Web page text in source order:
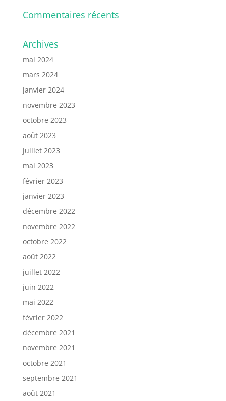
Commentaires récents
Archives
mai 2024
mars 2024
janvier 2024
novembre 2023
octobre 2023
août 2023
juillet 2023
mai 2023
février 2023
janvier 2023
décembre 2022
novembre 2022
octobre 2022
août 2022
juillet 2022
juin 2022
mai 2022
février 2022
décembre 2021
novembre 2021
octobre 2021
septembre 2021
août 2021